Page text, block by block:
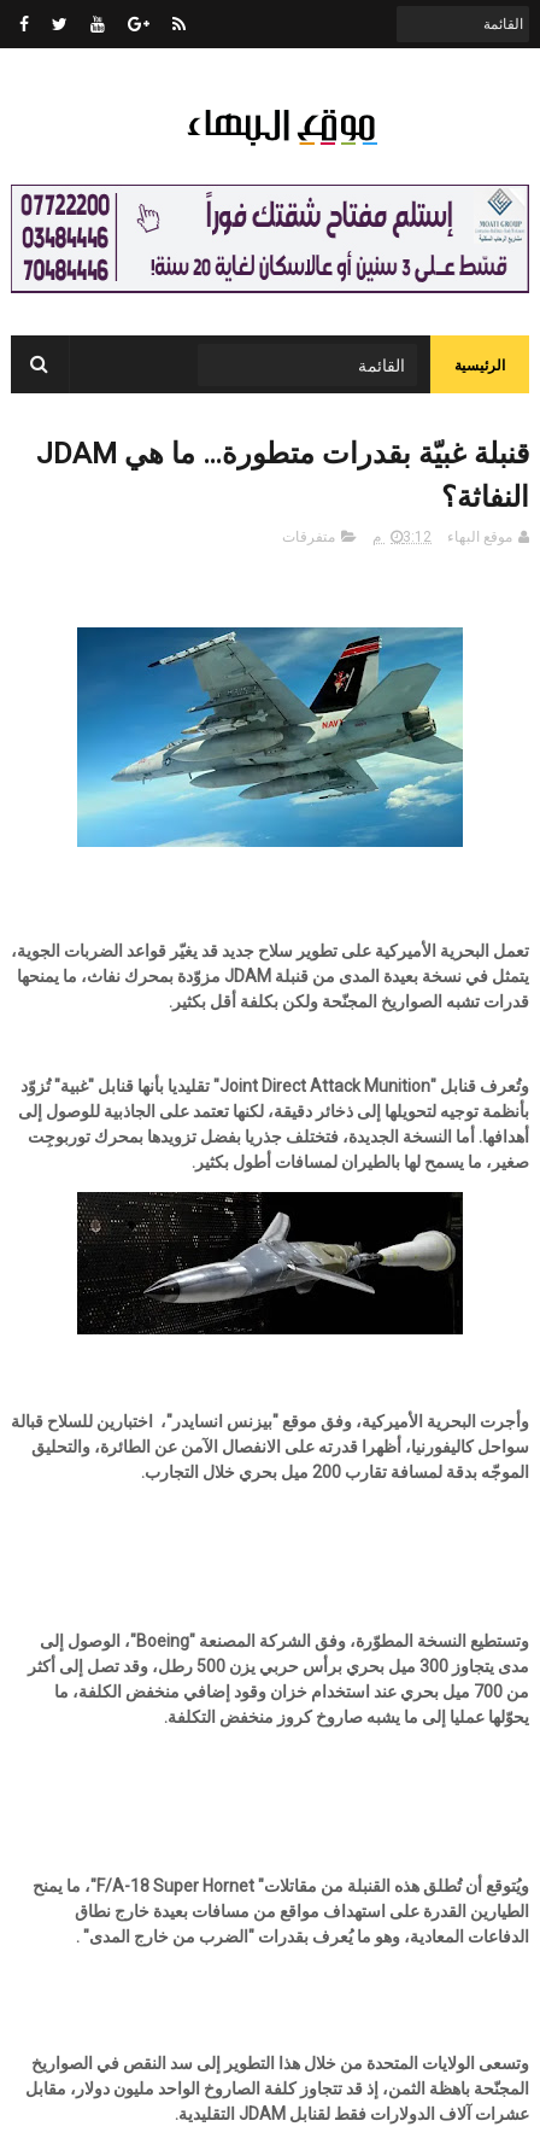
الرئيسية
قنبلة غبيّة بقدرات متطورة… ما هي JDAM
النفاثة؟
موقع البهاء 3:12 م متفرقات
تعمل البحرية الأميركية على تطوير سلاح جديد قد يغيّر قواعد الضربات الجوية،
يتمثل في نسخة بعيدة المدى من قنبلة JDAM مزوّدة بمحرك نفاث، ما يمنحها
قدرات تشبه الصواريخ المجنّحة ولكن بكلفة أقل بكثير.
وتُعرف قنابل "Joint Direct Attack Munition" تقليديا بأنها قنابل "غبية" تُزوّد
بأنظمة توجيه لتحويلها إلى ذخائر دقيقة، لكنها تعتمد على الجاذبية للوصول إلى
أهدافها. أما النسخة الجديدة، فتختلف جذريا بفضل تزويدها بمحرك توربوجِت
صغير، ما يسمح لها بالطيران لمسافات أطول بكثير.
وأجرت البحرية الأميركية، وفق موقع "بيزنس انسايدر"، اختبارين للسلاح قبالة
سواحل كاليفورنيا، أظهرا قدرته على الانفصال الآمن عن الطائرة، والتحليق
الموجّه بدقة لمسافة تقارب 200 ميل بحري خلال التجارب.
وتستطيع النسخة المطوّرة، وفق الشركة المصنعة "Boeing"، الوصول إلى
مدى يتجاوز 300 ميل بحري برأس حربي يزن 500 رطل، وقد تصل إلى أكثر
من 700 ميل بحري عند استخدام خزان وقود إضافي منخفض الكلفة، ما
يحوّلها عمليا إلى ما يشبه صاروخ كروز منخفض التكلفة.
ويُتوقع أن تُطلق هذه القنبلة من مقاتلات" F/A-18 Super Hornet"، ما يمنح
الطيارين القدرة على استهداف مواقع من مسافات بعيدة خارج نطاق
الدفاعات المعادية، وهو ما يُعرف بقدرات "الضرب من خارج المدى" .
وتسعى الولايات المتحدة من خلال هذا التطوير إلى سد النقص في الصواريخ
المجنّحة باهظة الثمن، إذ قد تتجاوز كلفة الصاروخ الواحد مليون دولار، مقابل
عشرات آلاف الدولارات فقط لقنابل JDAM التقليدية.